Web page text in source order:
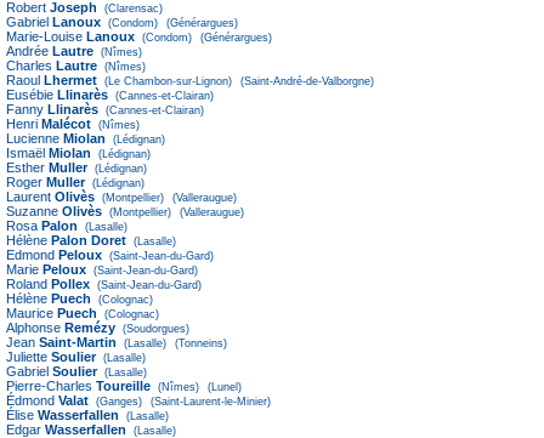
Robert Joseph (Clarensac)
Gabriel Lanoux (Condom) (Générargues)
Marie-Louise Lanoux (Condom) (Générargues)
Andrée Lautre (Nîmes)
Charles Lautre (Nîmes)
Raoul Lhermet (Le Chambon-sur-Lignon) (Saint-André-de-Valborgne)
Eusébie Llinarès (Cannes-et-Clairan)
Fanny Llinarès (Cannes-et-Clairan)
Henri Malécot (Nîmes)
Lucienne Miolan (Lédignan)
Ismaël Miolan (Lédignan)
Esther Muller (Lédignan)
Roger Muller (Lédignan)
Laurent Olivès (Montpellier) (Valleraugue)
Suzanne Olivès (Montpellier) (Valleraugue)
Rosa Palon (Lasalle)
Hélène Palon Doret (Lasalle)
Edmond Peloux (Saint-Jean-du-Gard)
Marie Peloux (Saint-Jean-du-Gard)
Roland Pollex (Saint-Jean-du-Gard)
Hélène Puech (Colognac)
Maurice Puech (Colognac)
Alphonse Remézy (Soudorgues)
Jean Saint-Martin (Lasalle) (Tonneins)
Juliette Soulier (Lasalle)
Gabriel Soulier (Lasalle)
Pierre-Charles Toureille (Nîmes) (Lunel)
Édmond Valat (Ganges) (Saint-Laurent-le-Minier)
Élise Wasserfallen (Lasalle)
Edgar Wasserfallen (Lasalle)